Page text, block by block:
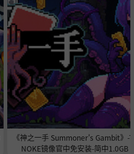
《神之一手 Summoner's Gambit》-
NOKE镜像官中免安装-简中1.0GB